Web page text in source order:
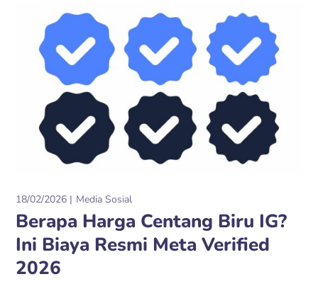
18/02/2026 Media Sosial
Berapa Harga Centang Biru IG?
Ini Biaya Resmi Meta Verified
2026